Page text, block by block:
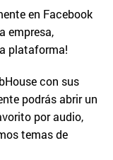
en Facebook
empresa,
plataforma!
con sus
podrás abrir un
por audio,
temas de